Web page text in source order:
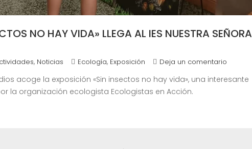
NO HAY VIDA» LLEGA AL IES NUESTRA SEÑORA
, Noticias Ecología, Exposición Deja un comentario
acoge la exposición «Sin insectos no hay vida», una interesante
la organización ecologista Ecologistas en Acción.